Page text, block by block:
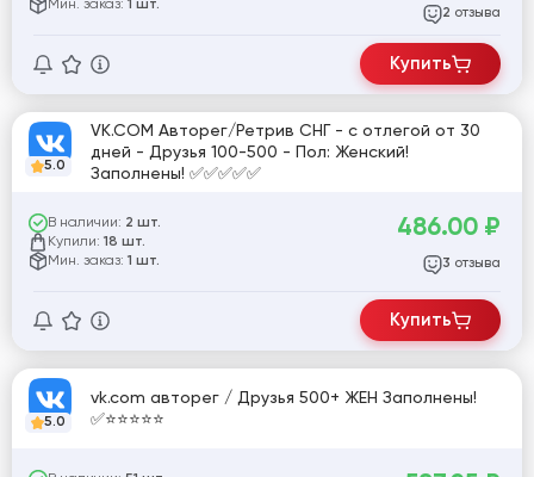
Мин. заказ: 1 шт.
2 отзыва
Купить
5.0
VK.COM Авторег/Ретрив СНГ - с отлегой от 30
дней - Друзья 100-500 - Пол: Женский!
Заполнены! ✅✅✅✅✅
В наличии: 2 шт.
Купили: 18 шт.
Мин. заказ: 1 шт.
486.00 ₽
3 отзыва
Купить
5.0
vk.com авторег / Друзья 500+ ЖЕН Заполнены!
✅⭐️⭐️⭐️⭐️⭐️